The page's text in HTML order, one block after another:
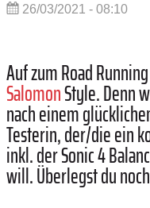
26/03/2021 - 08:10
Auf zum Road Running
SalomonStyle. Denn
nach einem
Testerin, der/die ein
inkl. der Sonic 4
will. Überlegst du